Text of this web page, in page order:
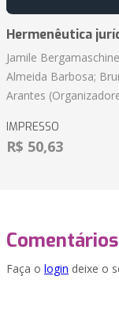
Hermenêutica
Jamile
Almeida Barbosa;
Arantes
IMPRESSO
R$ 50,63
Comentários
Faça o login deixe o